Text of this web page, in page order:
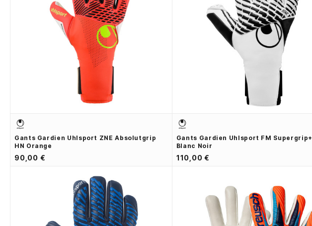
Gants Gardien Uhlsport ZNE Absolutgrip
HN Orange
90,00 €
Gants Gardien Uhlsport FM Supergrip+
Blanc Noir
110,00 €